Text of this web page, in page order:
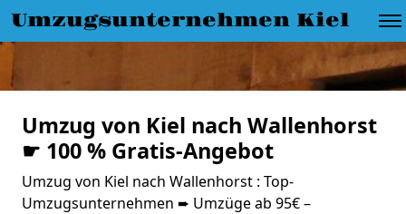
Umzugsunternehmen Kiel
Umzug von Kiel nach Wallenhorst
☛ 100 % Gratis-Angebot
Umzug von Kiel nach Wallenhorst : Top-
Umzugsunternehmen ➨ Umzüge ab 95€ –